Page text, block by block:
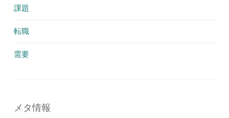
課題
転職
需要
メタ情報